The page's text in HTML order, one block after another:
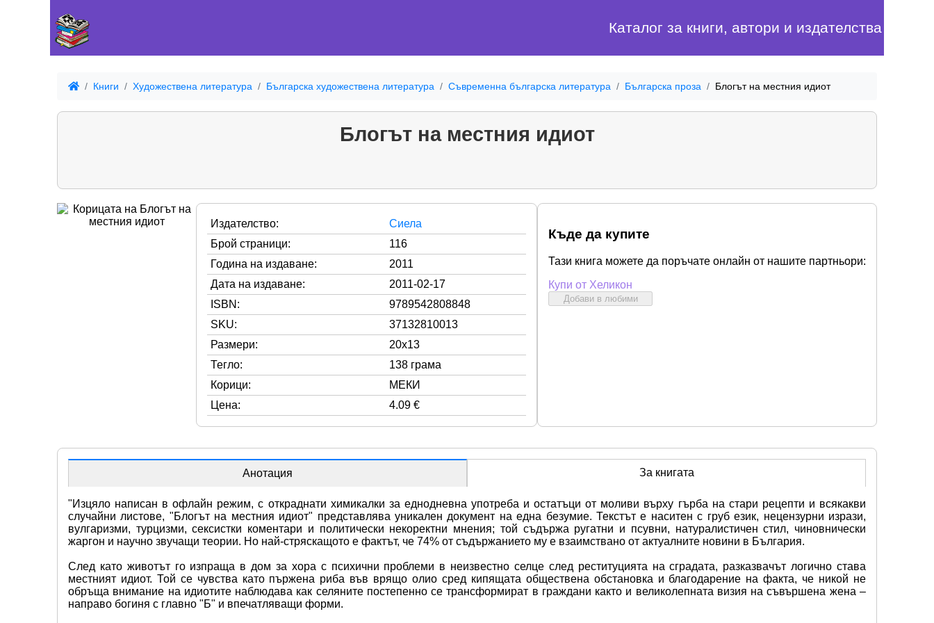
Каталог за книги, автори и издателства
Книги Художествена литература Българска художествена литература Съвременна българска литература Българска проза Блогът на местния идиот
Блогът на местния идиот
Издателство:
Сиела
Брой страници:
116
Година на издаване:
2011
Дата на издаване:
2011-02-17
ISBN:
9789542808848
SKU:
37132810013
Размери:
20x13
Тегло:
138 грама
Корици:
МЕКИ
Цена:
4.09 €
Къде да купите
Тази книга можете да поръчате онлайн от нашите партньори:
Купи от Хеликон
Добави в любими
Анотация За книгата
"Изцяло написан в офлайн режим, с откраднати химикалки за еднодневна употреба и остатъци от моливи върху гърба на стари рецепти и всякакви
случайни листове, "Блогът на местния идиот" представлява уникален документ на една безумие. Текстът е наситен с груб език, нецензурни изрази,
вулгаризми, турцизми, сексистки коментари и политически некоректни мнения; той съдържа ругатни и псувни, натуралистичен стил, чиновнически
жаргон и научно звучащи теории. Но най-стряскащото е фактът, че 74% от съдържанието му е взаимствано от актуалните новини в България.
След като животът го изпраща в дом за хора с психични проблеми в неизвестно селце след реституцията на сградата, разказвачът логично става
местният идиот. Той се чувства като пържена риба във врящо олио сред кипящата обществена обстановка и благодарение на факта, че никой не
обръща внимание на идиотите наблюдава как селяните постепенно се трансформират в граждани както и великолепната визия на съвършена жена –
направо богиня с главно "Б" и впечатляващи форми.